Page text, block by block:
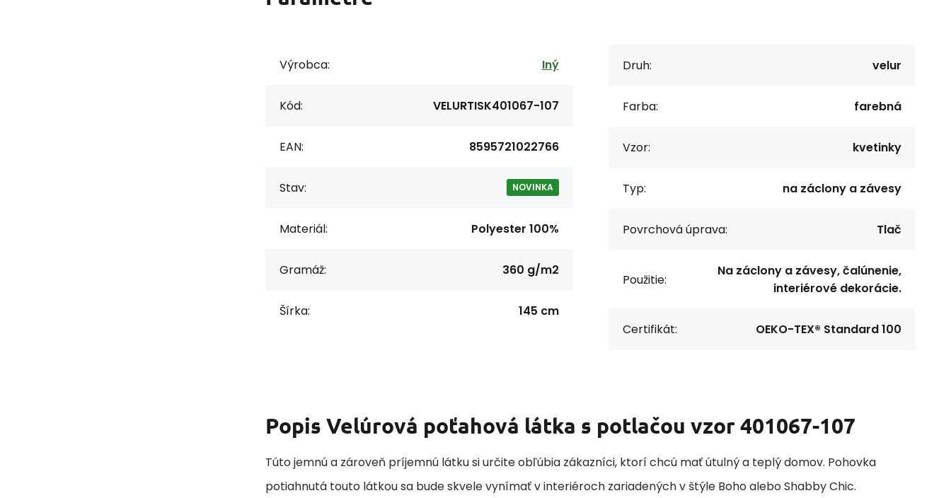
Výrobca: Iný
Kód: VELURTISK401067-107
EAN: 8595721022766
Stav: NOVINKA
Materiál: Polyester 100%
Gramáž: 360 g/m2
Šírka: 145 cm
Druh: velur
Farba: farebná
Vzor: kvetinky
Typ: na záclony a závesy
Povrchová úprava: Tlač
Použitie:
Na záclony a závesy, čalúnenie,
interiérové dekorácie.
Certifikát: OEKO-TEX® Standard 100
Popis Velúrová poťahová látka s potlačou vzor 401067-107
Túto jemnú a zároveň príjemnú látku si určite obľúbia zákazníci, ktorí chcú mať útulný a teplý domov. Pohovka
potiahnutá touto látkou sa bude skvele vynímať v interiéroch zariadených v štýle Boho alebo Shabby Chic.